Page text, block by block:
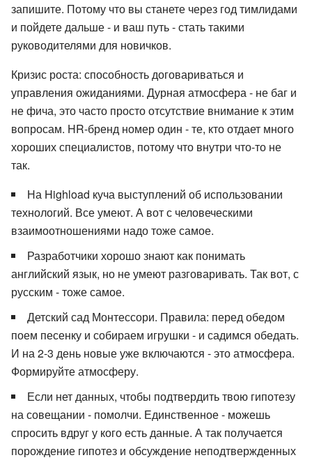
запишите. Потому что вы станете через год тимлидами
и пойдете дальше - и ваш путь - стать такими
руководителями для новичков.
Кризис роста: способность договариваться и
управления ожиданиями. Дурная атмосфера - не баг и
не фича, это часто просто отсутствие внимание к этим
вопросам. HR-бренд номер один - те, кто отдает много
хороших специалистов, потому что внутри что-то не
так.
На Highload куча выступлений об использовании
технологий. Все умеют. А вот с человеческими
взаимоотношениями надо тоже самое.
Разработчики хорошо знают как понимать
английский язык, но не умеют разговаривать. Так вот, с
русским - тоже самое.
Детский сад Монтессори. Правила: перед обедом
поем песенку и собираем игрушки - и садимся обедать.
И на 2-3 день новые уже включаются - это атмосфера.
Формируйте атмосферу.
Если нет данных, чтобы подтвердить твою гипотезу
на совещании - помолчи. Единственное - можешь
спросить вдруг у кого есть данные. А так получается
порождение гипотез и обсуждение неподтвержденных